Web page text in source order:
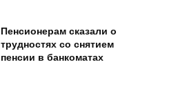
Пенсионерам сказали о
трудностях со снятием
пенсии в банкоматах